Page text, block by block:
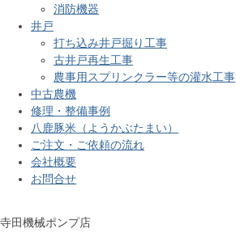
消防機器
井戸
打ち込み井戸掘り工事
古井戸再生工事
農事用スプリンクラー等の灌水工事
中古農機
修理・整備事例
八鹿豚米（ようかぶたまい）
ご注文・ご依頼の流れ
会社概要
お問合せ
寺田機械ポンプ店